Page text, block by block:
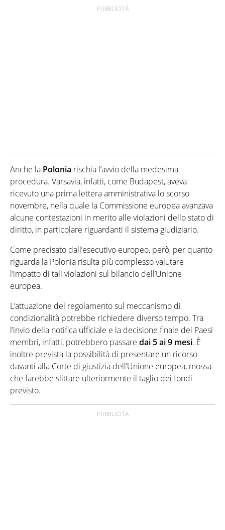
Anche la Polonia rischia l’avvio della medesima
procedura. Varsavia, infatti, come Budapest, aveva
ricevuto una prima lettera amministrativa lo scorso
novembre, nella quale la Commissione europea avanzava
alcune contestazioni in merito alle violazioni dello stato di
diritto, in particolare riguardanti il sistema giudiziario.
Come precisato dall’esecutivo europeo, però, per quanto
riguarda la Polonia risulta più complesso valutare
l’impatto di tali violazioni sul bilancio dell’Unione
europea.
L’attuazione del regolamento sul meccanismo di
condizionalità potrebbe richiedere diverso tempo. Tra
l’invio della notifica ufficiale e la decisione finale dei Paesi
membri, infatti, potrebbero passare dai 5 ai 9 mesi. È
inoltre prevista la possibilità di presentare un ricorso
davanti alla Corte di giustizia dell’Unione europea, mossa
che farebbe slittare ulteriormente il taglio dei fondi
previsto.